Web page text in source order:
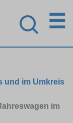
☰
und im Umkreis
im